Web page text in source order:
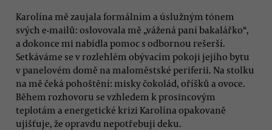
Karolína mě zaujala formálním a úslužným tónem
svých e-mailů: oslovovala mě „vážená paní bakalářko“,
a dokonce mi nabídla pomoc s odbornou rešerší.
Setkáváme se v rozlehlém obývacím pokoji jejího bytu
v panelovém domě na maloměstské periferii. Na stolku
na mě čeká pohoštění: misky čokolád, oříšků a ovoce.
Během rozhovoru se vzhledem k prosincovým
teplotám a energetické krizi Karolína opakovaně
ujišťuje, že opravdu nepotřebuji deku.